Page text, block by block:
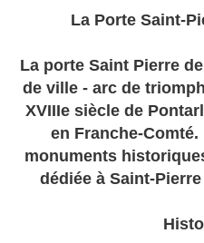
La Porte Saint-
La porte Saint Pierre
de ville - arc de
XVIIIe siècle de
en Franche-
monuments
dédiée à Saint-